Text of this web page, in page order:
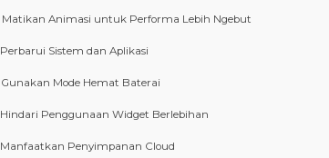
Matikan Animasi untuk Performa Lebih Ngebut
Perbarui Sistem dan Aplikasi
Gunakan Mode Hemat Baterai
Hindari Penggunaan Widget Berlebihan
Manfaatkan Penyimpanan Cloud